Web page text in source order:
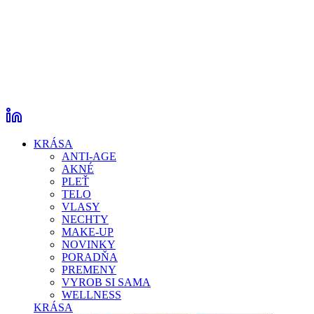
KRÁSA
ANTI-AGE
AKNÉ
PLEŤ
TELO
VLASY
NECHTY
MAKE-UP
NOVINKY
PORADŇA
PREMENY
VYROB SI SAMA
WELLNESS
KRÁSA